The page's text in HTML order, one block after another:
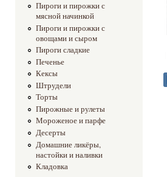
Пироги и пирожки с
мясной начинкой
Пироги и пирожки с
овощами и сыром
Пироги сладкие
Печенье
Кексы
Штрудели
Торты
Пирожные и рулеты
Мороженое и парфе
Десерты
Домашние ликёры,
настойки и наливки
Кладовка